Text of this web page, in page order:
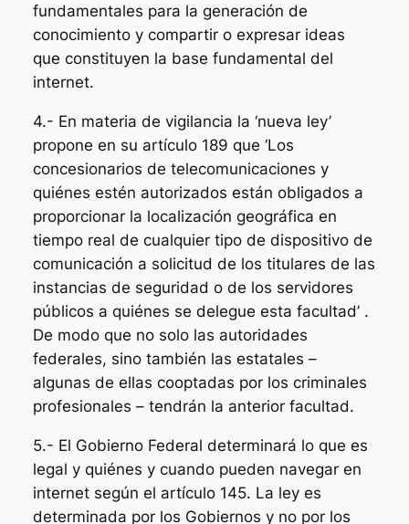
fundamentales para la generación de
conocimiento y compartir o expresar ideas
que constituyen la base fundamental del
internet.
4.- En materia de vigilancia la ‘nueva ley’
propone en su artículo 189 que ‘Los
concesionarios de telecomunicaciones y
quiénes estén autorizados están obligados a
proporcionar la localización geográfica en
tiempo real de cualquier tipo de dispositivo de
comunicación a solicitud de los titulares de las
instancias de seguridad o de los servidores
públicos a quiénes se delegue esta facultad’ .
De modo que no solo las autoridades
federales, sino también las estatales –
algunas de ellas cooptadas por los criminales
profesionales – tendrán la anterior facultad.
5.- El Gobierno Federal determinará lo que es
legal y quiénes y cuando pueden navegar en
internet según el artículo 145. La ley es
determinada por los Gobiernos y no por los